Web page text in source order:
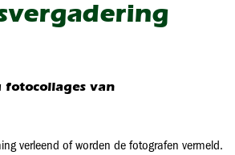
fotocollages van
verleend of worden de fotografen vermeld.